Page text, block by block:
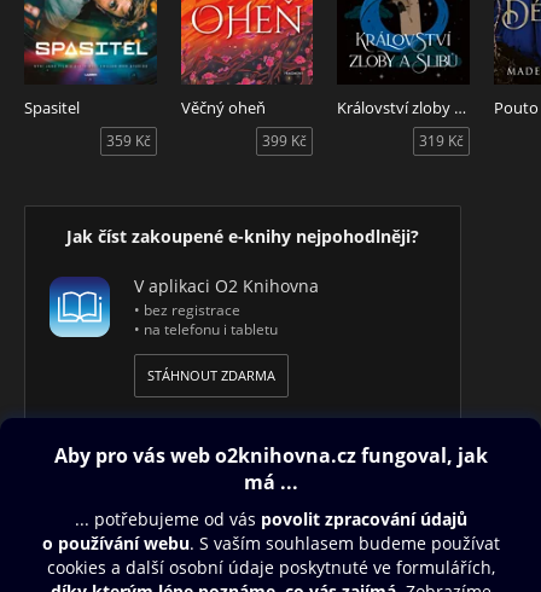
Spasitel
359 Kč
Věčný oheň
399 Kč
Království zloby a slibů
319 Kč
Jak číst zakoupené e-knihy nejpohodlněji?
V aplikaci O2 Knihovna
• bez registrace
• na telefonu i tabletu
STÁHNOUT ZDARMA
Obsah ke stažení
Moje O2 Knihovna